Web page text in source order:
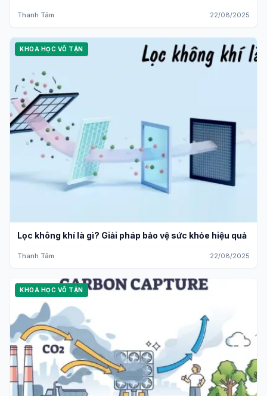
Thanh Tâm 22/08/2025
KHOA HỌC VÔ TẬN
Lọc không khí là gì? Giải pháp bảo vệ sức khỏe hiệu quả
Thanh Tâm 22/08/2025
KHOA HỌC VÔ TẬN